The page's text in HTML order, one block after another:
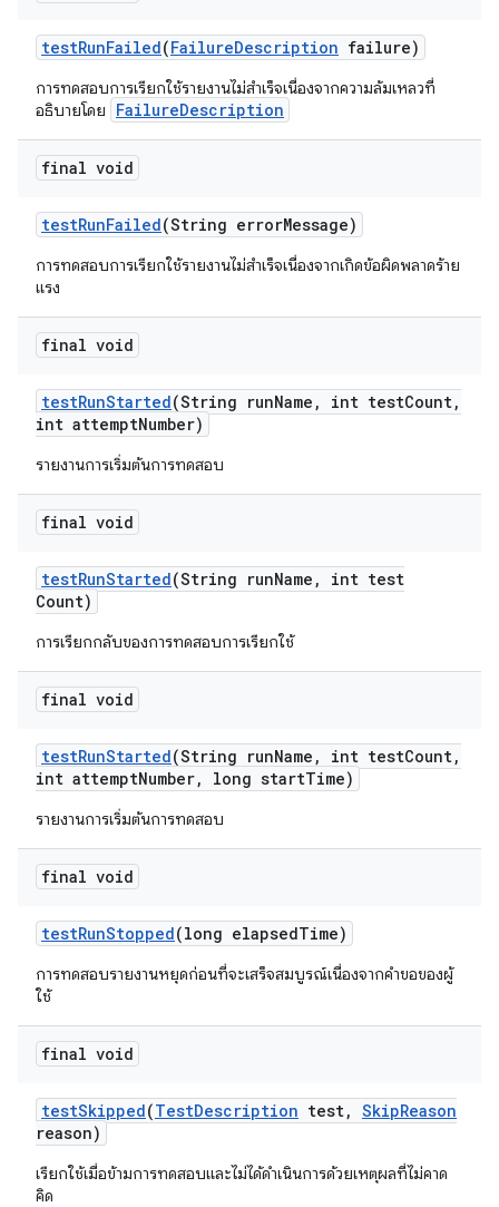
testRunFailed(FailureDescription failure)
การทดสอบการเรียกใช้รายงานไม่สำเร็จเนื่องจากความล้มเหลวที่
อธิบายโดย
FailureDescription
final void
testRunFailed(String errorMessage)
การทดสอบการเรียกใช้รายงานไม่สำเร็จเนื่องจากเกิดข้อผิดพลาดร้าย
แรง
final void
testRunStarted(String runName , int testCount,
int attemptNumber)
รายงานการเริ่มต้นการทดสอบ
final void
testRunStarted(String runName ,
int test
Count)
การเรียกกลับของการทดสอบการเรียกใช้
final void
testRunStarted(String runName , int testCount,
int attemptNumber, long startTime)
รายงานการเริ่มต้นการทดสอบ
final void
testRunStopped(long elapsedTime)
การทดสอบรายงานหยุดก่อนที่จะเสร็จสมบูรณ์เนื่องจากคำขอของผู้
ใช้
final void
testSkipped(TestDescription test, SkipReason
reason)
เรียกใช้เมื่อข้ามการทดสอบและไม่ได้ดำเนินการด้วยเหตุผลที่ไม่คาด
คิด